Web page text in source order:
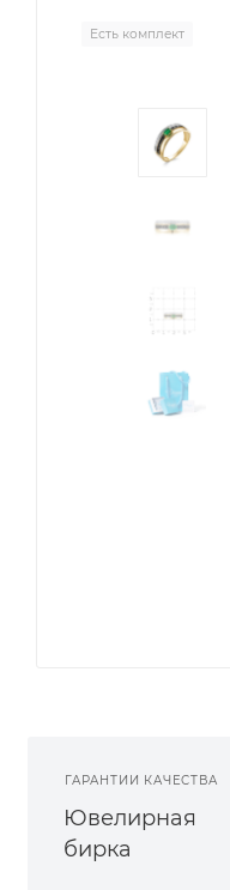
Есть комплект
ГАРАНТИИ КАЧЕСТВА
Ювелирная
бирка